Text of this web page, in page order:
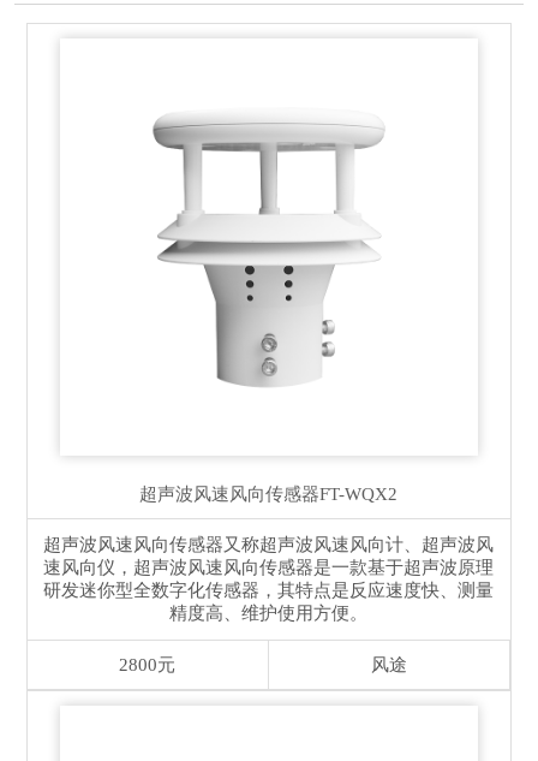
超声波风速风向传感器FT-WQX2
超声波风速风向传感器又称超声波风速风向计、超声波风
速风向仪，超声波风速风向传感器是一款基于超声波原理
研发迷你型全数字化传感器，其特点是反应速度快、测量
精度高、维护使用方便。
2800元 风途